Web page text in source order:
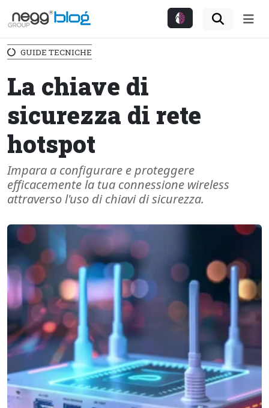
GUIDE TECNICHE
La chiave di
sicurezza di rete
hotspot
Impara a configurare e proteggere
efficacemente la tua connessione wireless
attraverso l'uso di chiavi di sicurezza.